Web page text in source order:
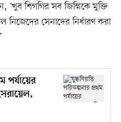
‘খুব শিগগির সব জিম্মিকে মুক্তি
নিজেদের সেনাদের নির্ধারণ করা
পর্যায়ের